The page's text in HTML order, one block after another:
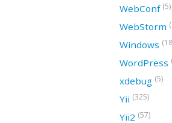
WebConf (5)
WebStorm
Windows
WordPress
xdebug (5)
Yii (325)
Yii2 (57)